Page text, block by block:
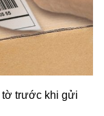
tờ trước khi gửi